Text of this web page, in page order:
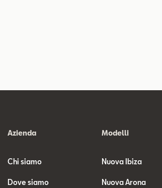
Azienda
Chi siamo
Dove siamo
Modelli
Nuova Ibiza
Nuova Arona